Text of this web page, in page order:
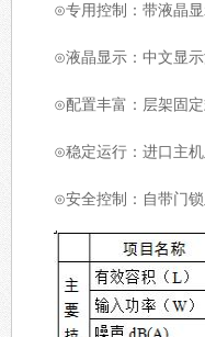
⊙专用控制：带液晶
⊙液晶显示：中文显
⊙配置丰富：层架固
⊙稳定运行：进口主
⊙安全控制：自带门